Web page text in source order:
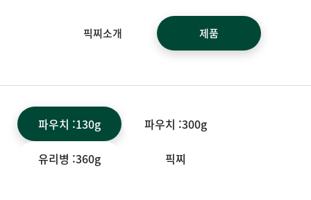
픽찌소개 제품
파우치 :130g 파우치 :300g
유리병 :360g 픽찌